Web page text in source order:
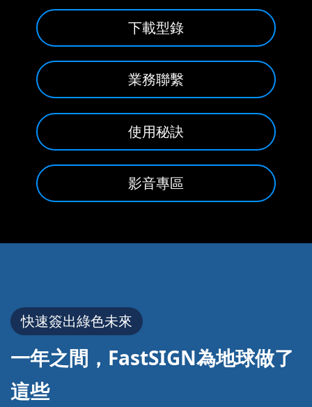
下載型錄
業務聯繫
使用秘訣
影音專區
快速簽出綠色未來
一年之間，FastSIGN為地球做了
這些